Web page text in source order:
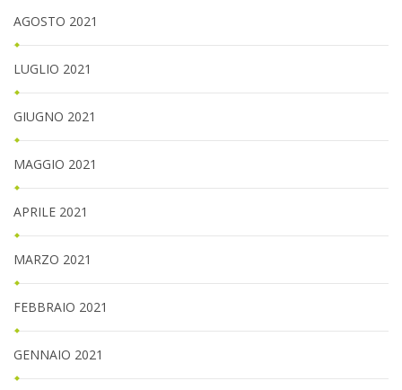
AGOSTO 2021
LUGLIO 2021
GIUGNO 2021
MAGGIO 2021
APRILE 2021
MARZO 2021
FEBBRAIO 2021
GENNAIO 2021